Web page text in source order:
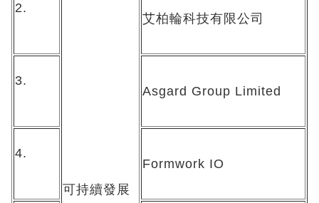
可持續發展
2.
艾柏輪科技有限公司
3.
Asgard Group Limited
4.
Formwork IO